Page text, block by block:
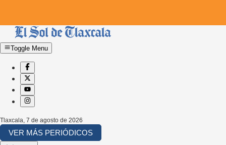
Toggle Menu
Tlaxcala 7 de agosto de 2026
VER MÁS PERIÓDICOS